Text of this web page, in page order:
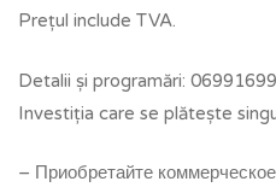
Prețul include TVA.
Detalii și programări:
Investiția care se plătește
– Приобретайте